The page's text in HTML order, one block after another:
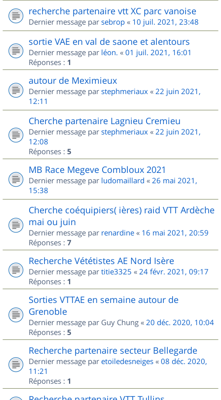
recherche partenaire vtt XC parc vanoise
Dernier message par sebrop « 10 juil. 2021, 23:48
sortie VAE en val de saone et alentours
Dernier message par léon. « 01 juil. 2021, 16:01
Réponses : 1
autour de Meximieux
Dernier message par stephmeriaux « 22 juin 2021,
12:11
Cherche partenaire Lagnieu Cremieu
Dernier message par stephmeriaux « 22 juin 2021,
12:08
Réponses : 5
MB Race Megeve Combloux 2021
Dernier message par ludomaillard « 26 mai 2021,
15:38
Cherche coéquipiers( ières) raid VTT Ardèche
mai ou juin
Dernier message par renardine « 16 mai 2021, 20:59
Réponses : 7
Recherche Vététistes AE Nord Isère
Dernier message par titie3325 « 24 févr. 2021, 09:17
Réponses : 1
Sorties VTTAE en semaine autour de
Grenoble
Dernier message par Guy Chung « 20 déc. 2020, 10:04
Réponses : 5
Recherche partenaire secteur Bellegarde
Dernier message par etoiledesneiges « 08 déc. 2020,
11:21
Réponses : 1